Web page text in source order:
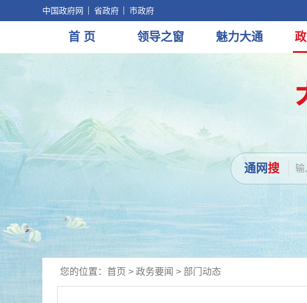
中国政府网 省政府 市政府
首 页 领导之窗 魅力大通
通网搜
您的位置： 首页 > 政务要闻 > 部门动态